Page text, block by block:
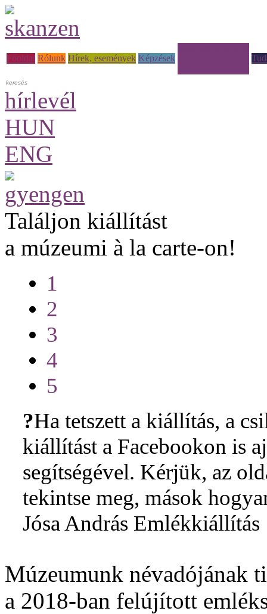
Főoldal Rólunk Hírek, események Képzések
hírlevél
HUN
ENG
Találjon kiállítást
a múzeumi à la carte-on!
1
2
3
4
5
?Ha tetszett a kiállítás, a
kiállítást a Facebookon is
segítségével. Kérjük, az
tekintse meg, mások
Jósa András Emlékkiállítás
Múzeumunk névadójának
a 2018-ban felújított